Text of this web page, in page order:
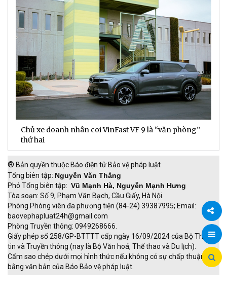
Chia
Chủ xe doanh nhân coi VinFast VF 9 là “văn phòng”
thứ hai
® Bản quyền thuộc Báo điện tử Bảo vệ pháp luật
Tổng biên tập: Nguyễn Văn Thắng
Phó Tổng biên tập: Vũ Mạnh Hà, Nguyễn Mạnh Hưng
Tòa soạn: Số 9, Phạm Văn Bạch, Cầu Giấy, Hà Nội.
Phòng Phóng viên đa phương tiện (84-24) 39387995; Email:
baovephapluat24h@gmail.com
Phòng Truyền thông: 0949268666.
Giấy phép số 258/GP-BTTTT cấp ngày 16/09/2024 của Bộ Thông
tin và Truyền thông (nay là Bộ Văn hoá, Thể thao và Du lịch).
Cấm sao chép dưới mọi hình thức nếu không có sự chấp thuận
bằng văn bản của Báo Bảo vệ pháp luật.